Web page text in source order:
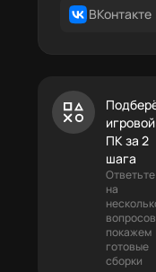
ВКонтакте
игровой
ПК за 2
шага
Ответьте
на
покажем
готовые
сборки